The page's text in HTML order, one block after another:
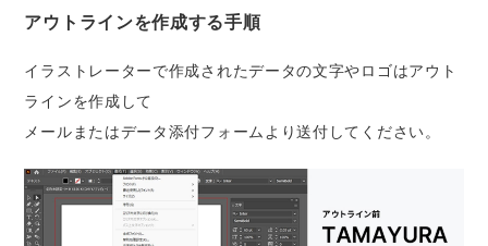
アウトラインを作成する手順
イラストレーターで作成されたデータの文字やロゴはアウト
ラインを作成して
メールまたはデータ添付フォームより送付してください。